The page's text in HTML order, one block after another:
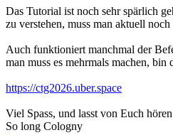
Das Tutorial ist noch sehr spärlich
zu verstehen, muss man aktuell
Auch funktioniert manchmal der
man muss es mehrmals machen, bin
https://ctg2026.uber.space
Viel Spass, und lasst von Euch
So long Cologny